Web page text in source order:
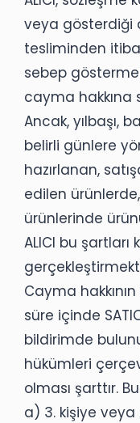
veya gösterdiği
tesliminden
sebep
cayma hakkına
Ancak, yılbaşı,
belirli günlere
hazırlanan,
edilen
ürünlerinde
ALICI bu şartları
Cayma
süre içinde
bildirimde
hükümleri
olması şarttır.
a) 3. kişiye veya